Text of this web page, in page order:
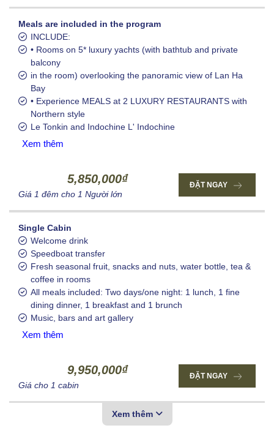
Meals are included in the program
INCLUDE:
• Rooms on 5* luxury yachts (with bathtub and private
balcony
in the room) overlooking the panoramic view of Lan Ha
Bay
• Experience MEALS at 2 LUXURY RESTAURANTS with
Northern style
Le Tonkin and Indochine L' Indochine
Xem thêm
5,850,000₫
Giá 1 đêm cho 1 Người lớn
ĐẶT NGAY
Single Cabin
Welcome drink
Speedboat transfer
Fresh seasonal fruit, snacks and nuts, water bottle, tea &
coffee in rooms
All meals included: Two days/one night: 1 lunch, 1 fine
dining dinner, 1 breakfast and 1 brunch
Music, bars and art gallery
Xem thêm
9,950,000₫
Giá cho 1 cabin
ĐẶT NGAY
Xem thêm